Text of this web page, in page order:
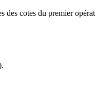
cotes du premier